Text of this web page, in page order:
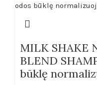
MILK SHAKE
BLEND
būklę